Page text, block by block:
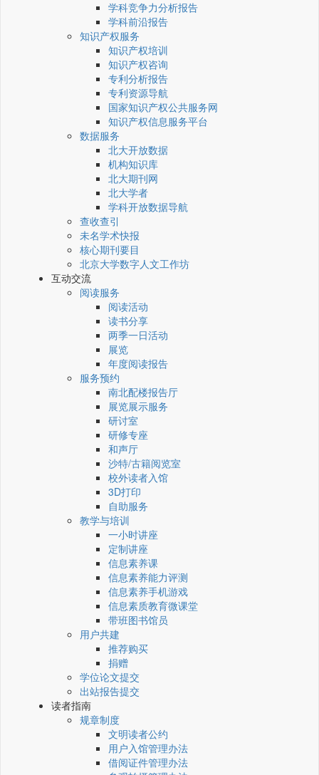
学科竞争力分析报告
学科前沿报告
知识产权服务
知识产权培训
知识产权咨询
专利分析报告
专利资源导航
国家知识产权公共服务网
知识产权信息服务平台
数据服务
北大开放数据
机构知识库
北大期刊网
北大学者
学科开放数据导航
查收查引
未名学术快报
核心期刊要目
北京大学数字人文工作坊
互动交流
阅读服务
阅读活动
读书分享
两季一日活动
展览
年度阅读报告
服务预约
南北配楼报告厅
展览展示服务
研讨室
研修专座
和声厅
沙特/古籍阅览室
校外读者入馆
3D打印
自助服务
教学与培训
一小时讲座
定制讲座
信息素养课
信息素养能力评测
信息素养手机游戏
信息素质教育微课堂
带班图书馆员
用户共建
推荐购买
捐赠
学位论文提交
出站报告提交
读者指南
规章制度
文明读者公约
用户入馆管理办法
借阅证件管理办法